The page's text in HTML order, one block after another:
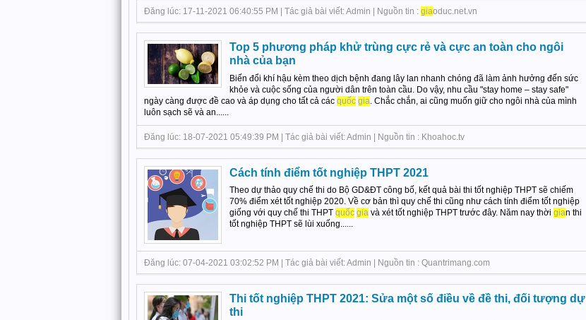
Đăng lúc: 17-11-2021 06:40:55 PM | Tác giả bài viết: Admin | Nguồn tin : giaoduc.net.vn
Top 5 phương pháp khử trùng cực rẻ và cực an toàn cho ngôi
nhà của bạn
Biến đổi khí hậu kèm theo dịch bệnh đang lây lan nhanh chóng đã làm ảnh hưởng đến sức
khỏe và cuộc sống của người dân trên toàn cầu. Do vậy, nhu cầu "stay home – stay safe"
ngày càng được đề cao và áp dụng cho tất cả các quốc gia . Chắc chắn, ai cũng muốn giữ cho ngôi nhà của mình
luôn sạch sẽ và an......
Đăng lúc: 18-07-2021 05:49:39 PM | Tác giả bài viết: Admin | Nguồn tin : Khoahoc.tv
Cách tính điểm tốt nghiệp THPT 2021
Theo dự thảo quy chế thi do Bộ GD&ĐT công bố, kết quả bài thi tốt nghiệp THPT sẽ chiếm
70% điểm xét tốt nghiệp 2020. Về cơ bản thì quy chế thi cũng như cách tính điểm tốt nghiệp
giống với quy chế thi THPT quốc giavà xét tốt nghiệp THPT trước đây. Năm nay thời gian thi
tốt nghiệp THPT sẽ lùi xuống......
Đăng lúc: 07-04-2021 03:02:52 PM | Tác giả bài viết: Admin | Nguồn tin : Quantrimang.com
Thi tốt nghiệp THPT 2021: Sửa một số điều về đề thi, đối tượng dự
thi